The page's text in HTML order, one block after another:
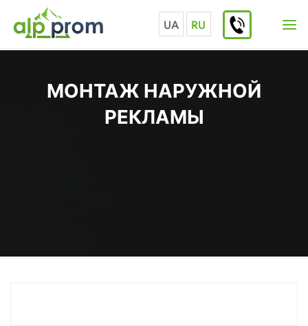
содержимому
UA RU
МОНТАЖ НАРУЖНОЙ
РЕКЛАМЫ